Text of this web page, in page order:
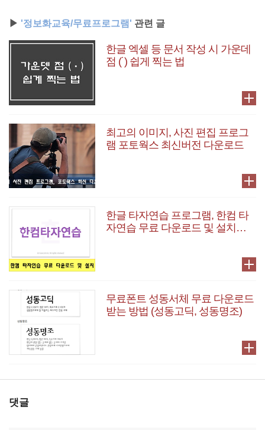
▶ '정보화교육/무료프로그램' 관련 글
한글 엑셀 등 문서 작성 시 가운데
점 (˙) 쉽게 찍는 법
최고의 이미지, 사진 편집 프로그
램 포토웍스 최신버전 다운로드
한글 타자연습 프로그램, 한컴 타
자연습 무료 다운로드 및 설치하
무료폰트 성동서체 무료 다운로드
받는 방법 (성동고딕, 성동명조)
댓글